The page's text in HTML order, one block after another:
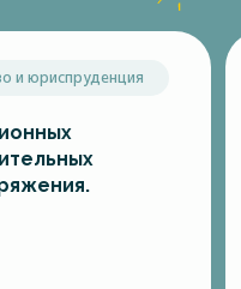
и юриспруденция